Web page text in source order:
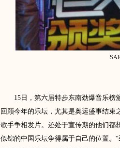
15日，第六届特步东南劲爆音乐榜颁
回顾今年的乐坛，尤其是奥运盛事结束
歌手争相发片。还处于宣传期的他们都
似锦的中国乐坛争得属于自己的位置。